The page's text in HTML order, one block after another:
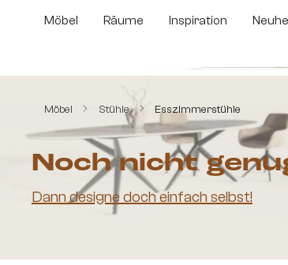
Hauptinhalt springen
Zur Suche springen
Zur Hauptnavigation springen
Möbel Räume Inspiration
Möbel Stühle Esszimmerstühle
Bildergalerie überspringen
Noch nicht
Dann designe doch einfach selbst!